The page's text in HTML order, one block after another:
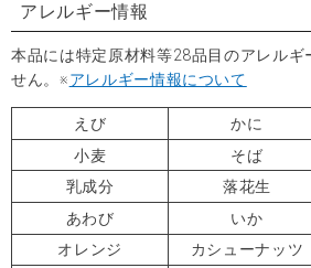
アレルギー情報
本品には特定原材料等28品目のアレルギ
せん。※アレルギー情報について
えび かに
小麦
そば
乳成分
落花生
あわび
いか
オレンジ
カシューナッツ